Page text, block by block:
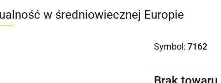
w średniowiecznej Europie
Symbol:7162